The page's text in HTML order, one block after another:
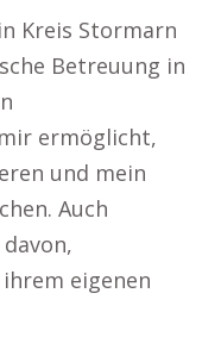
Kreis Stormarn
Betreuung in
ermöglicht,
und mein
Auch
eigenen